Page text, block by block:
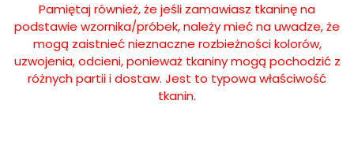
Pamiętaj również, że jeśli zamawiasz tkaninę na
podstawie wzornika/próbek, należy mieć na uwadze, że
mogą zaistnieć nieznaczne rozbieżności kolorów,
uzwojenia, odcieni, ponieważ tkaniny mogą pochodzić z
różnych partii i dostaw. Jest to typowa właściwość
tkanin.